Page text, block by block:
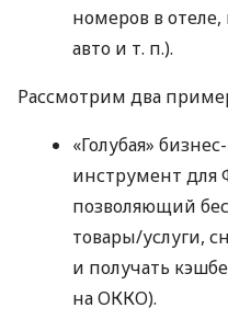
номеров в
авто и т. п.).
Рассмотрим два
«Голубая»
инструмент
позволяющий
товары/услуги,
и получать
на ОККО).